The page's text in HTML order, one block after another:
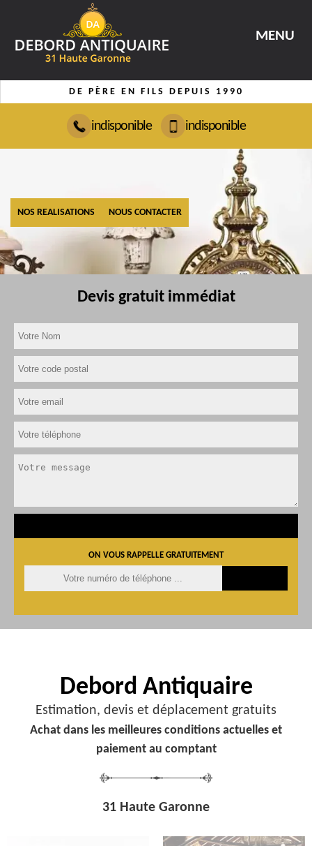
MENU
DE PÈRE EN FILS DEPUIS 1990
indisponible indisponible
NOS REALISATIONS NOUS CONTACTER
Devis gratuit immédiat
ON VOUS RAPPELLE GRATUITEMENT
Debord Antiquaire
Estimation, devis et déplacement gratuits
Achat dans les meilleures conditions actuelles et
paiement au comptant
31 Haute Garonne